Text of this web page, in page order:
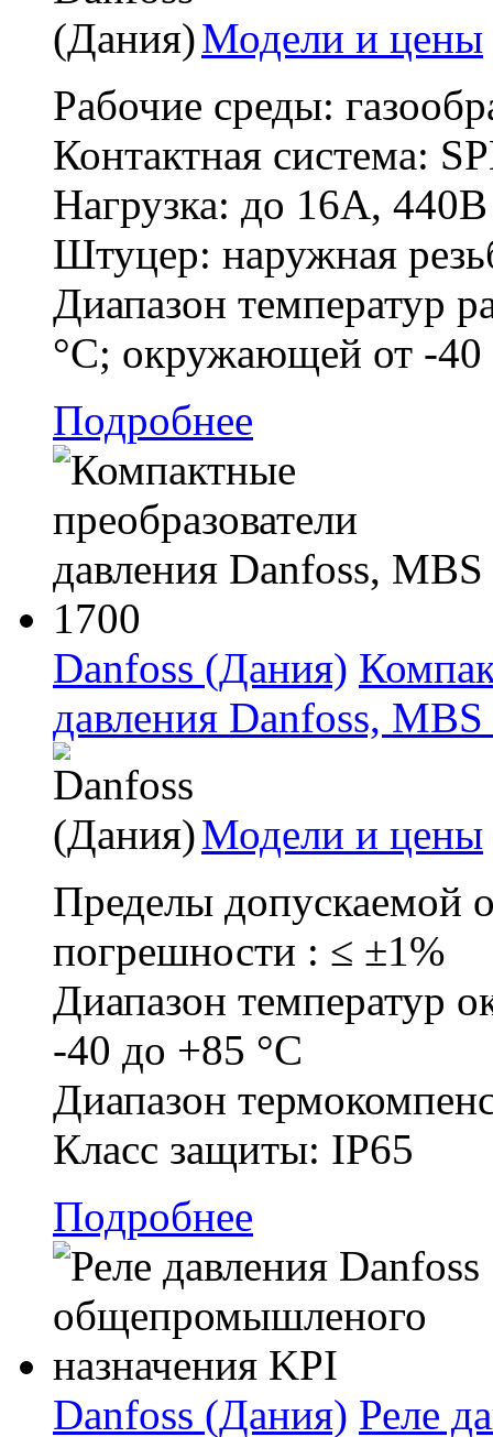
Модели и цены
Рабочие среды:
Контактная система:
Нагрузка: до 16А,
Штуцер: наружная
Диапазон температур
°C; окружающей от -40
Подробнее
Danfoss (Дания)
давления Danfoss,
Модели и цены
Пределы допускаемой
погрешности : ≤ ±1%
Диапазон температур
-40 до +85 °C
Диапазон
Класс защиты: IP65
Подробнее
Danfoss (Дания) Реле